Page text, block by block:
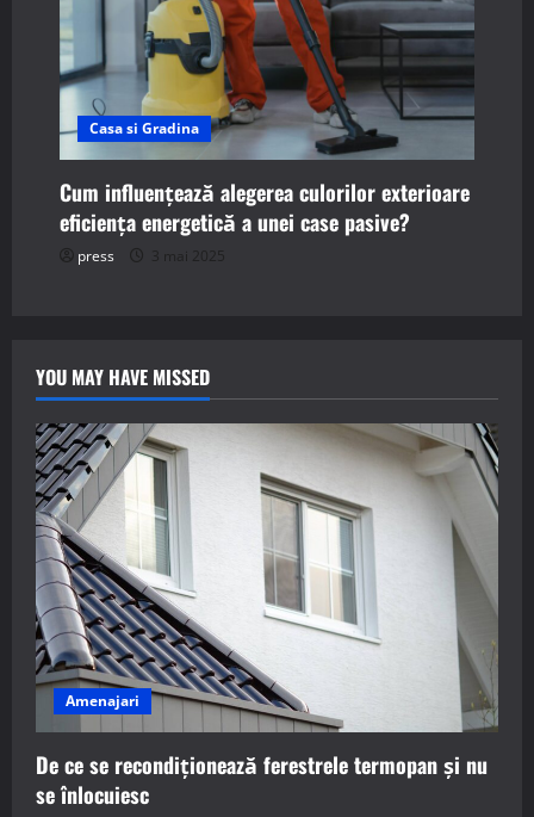
Casa si Gradina
Cum influențează alegerea culorilor exterioare
eficiența energetică a unei case pasive?
press 3 mai 2025
YOU MAY HAVE MISSED
Amenajari
De ce se recondiționează ferestrele termopan și nu
se înlocuiesc